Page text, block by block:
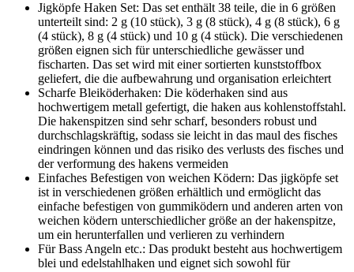
Jigköpfe Haken Set: Das set enthält 38 teile, die in 6 größen
unterteilt sind: 2 g (10 stück), 3 g (8 stück), 4 g (8 stück), 6 g
(4 stück), 8 g (4 stück) und 10 g (4 stück). Die verschiedenen
größen eignen sich für unterschiedliche gewässer und
fischarten. Das set wird mit einer sortierten kunststoffbox
geliefert, die die aufbewahrung und organisation erleichtert
Scharfe Bleiköderhaken: Die köderhaken sind aus
hochwertigem metall gefertigt, die haken aus kohlenstoffstahl.
Die hakenspitzen sind sehr scharf, besonders robust und
durchschlagskräftig, sodass sie leicht in das maul des fisches
eindringen können und das risiko des verlusts des fisches und
der verformung des hakens vermeiden
Einfaches Befestigen von weichen Ködern: Das jigköpfe set
ist in verschiedenen größen erhältlich und ermöglicht das
einfache befestigen von gummiködern und anderen arten von
weichen ködern unterschiedlicher größe an der hakenspitze,
um ein herunterfallen und verlieren zu verhindern
Für Bass Angeln etc.: Das produkt besteht aus hochwertigem
blei und edelstahlhaken und eignet sich sowohl für